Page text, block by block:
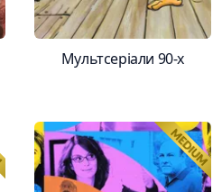
Мультсеріали 90-х